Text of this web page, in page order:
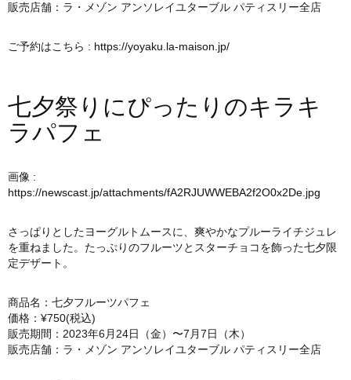
販売店舗：ラ・メゾン アンソレイユターブル パティスリー全店
ご予約はこちら : https://yoyaku.la-maison.jp/
七夕祭りにぴったりのキラキ
ラパフェ
画像 :
https://newscast.jp/attachments/fA2RJUWWEBA2f2O0x2De.jpg
さっぱりとしたヨーグルトムースに、爽やかなプルーライチジュレ
を重ねました。たっぷりのフルーツとスターチョコを飾った七夕限
定デザート。
商品名：七夕フルーツパフェ
価格：¥750(税込)
販売期間：2023年6月24日（金）〜7月7日（木）
販売店舗：ラ・メゾン アンソレイユターブル パティスリー全店